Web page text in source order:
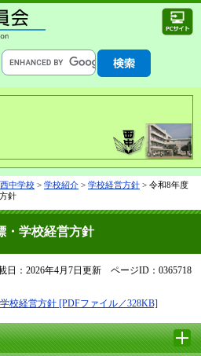
西中学校 > 学校紹介 > 学校経営方針 > 令和8年度
針
学校経営方針
日：2026年4月7日更新 ページID：0365718
校経営方針 [PDFファイル／328KB]